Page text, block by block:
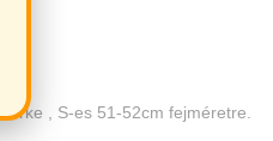
, S-es 51-52cm fejméretre.